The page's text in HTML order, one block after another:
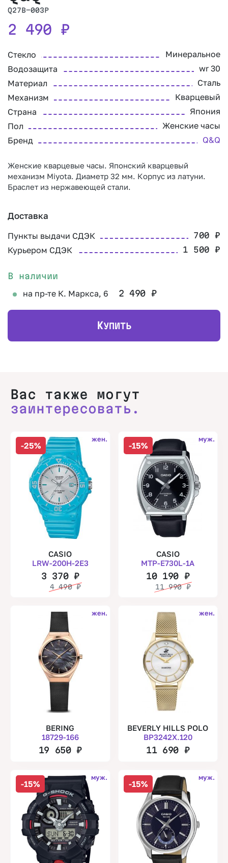
Q27B-003P
2 490 ₽
Стекло
Минеральное
Водозащита
wr 30
Материал
Сталь
Механизм
Кварцевый
Страна
Япония
Пол
Женские часы
Бренд
Q&Q
Женские кварцевые часы. Японский кварцевый
механизм Miyota. Диаметр 32 мм. Корпус из латуни.
Браслет из нержавеющей стали.
Доставка
Пункты выдачи СДЭК 700₽
Курьером СДЭК 1 500₽
В наличии
на пр-те К. Маркса, 6 2 490 ₽
КУПИТЬ
Вас также могут
заинтересовать.
-25%
жен.
CASIO
LRW-200H-2E3
3 370 ₽
4 490₽
-15%
муж.
CASIO
MTP-E730L-1A
10 190 ₽
11 990₽
жен.
BERING
18729-166
19 650₽
жен.
BEVERLY HILLS POLO
BP3242X.120
11 690 ₽
-15%
муж.
-15%
муж.